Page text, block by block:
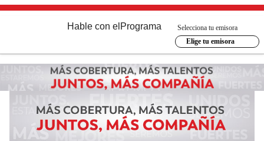
Hable con el Programa
Selecciona tu emisora
Elige tu emisora